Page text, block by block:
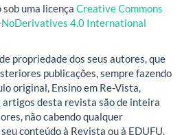
uma licençaCreative Commons
4.0 International
propriedade dos seus autores, que
publicações, sempre fazendo
original, Ensino em Re-Vista,
artigos desta revista são de inteira
não cabendo qualquer
conteúdo à Revista ou à EDUFU.